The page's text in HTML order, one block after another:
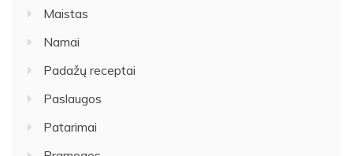
Maistas
Namai
Padažų receptai
Paslaugos
Patarimai